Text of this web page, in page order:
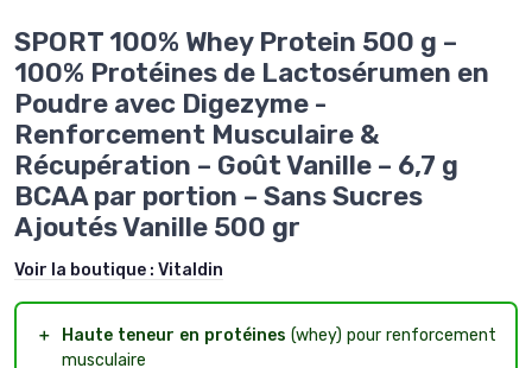
SPORT 100% Whey Protein 500 g –
100% Protéines de Lactosérumen en
Poudre avec Digezyme -
Renforcement Musculaire &
Récupération – Goût Vanille – 6,7 g
BCAA par portion – Sans Sucres
Ajoutés Vanille 500 gr
Voir la boutique : Vitaldin
＋ Haute teneur en protéines (whey) pour renforcement
musculaire